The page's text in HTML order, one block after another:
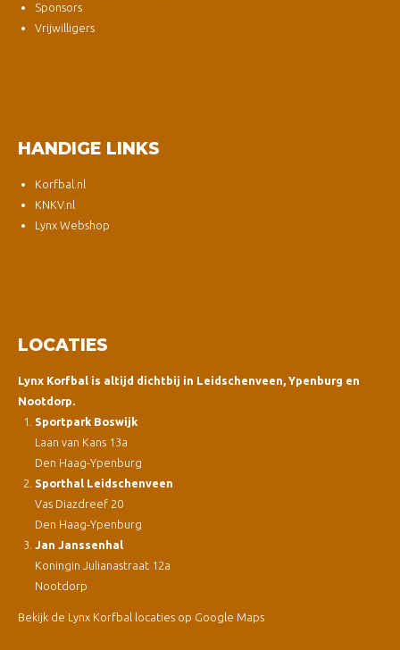
Sponsors
Vrijwilligers
HANDIGE LINKS
Korfbal.nl
KNKV.nl
Lynx Webshop
LOCATIES
Lynx Korfbal is altijd dichtbij in Leidschenveen, Ypenburg en
Nootdorp.
Sportpark Boswijk
Laan van Kans 13a
Den Haag-Ypenburg
Sporthal Leidschenveen
Vas Diazdreef 20
Den Haag-Ypenburg
Jan Janssenhal
Koningin Julianastraat 12a
Nootdorp
Bekijk de Lynx Korfbal locaties op Google Maps